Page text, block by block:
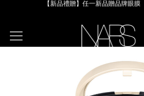
【新品禮贈】任一新品贈品牌眼膜
【8.6-8.9 限定】全館最高享14%回饋
【8/3-8/10限定】明星底妝買1送1
新客首購輸＜WELCOME＞享9折
選單"
官網最新活動
預約金曲獎妝容
彩盤及禮盒組
彩妝服務
彩妝專欄